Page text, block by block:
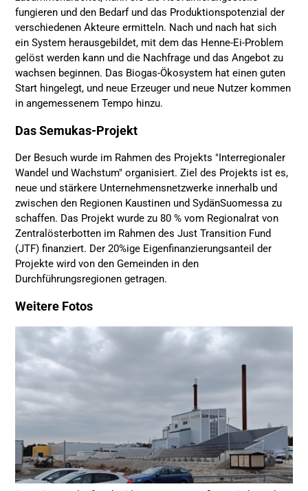
fungieren und den Bedarf und das Produktionspotenzial der
verschiedenen Akteure ermitteln. Nach und nach hat sich
ein System herausgebildet, mit dem das Henne-Ei-Problem
gelöst werden kann und die Nachfrage und das Angebot zu
wachsen beginnen. Das Biogas-Ökosystem hat einen guten
Start hingelegt, und neue Erzeuger und neue Nutzer kommen
in angemessenem Tempo hinzu.
Das Semukas-Projekt
Der Besuch wurde im Rahmen des Projekts "Interregionaler
Wandel und Wachstum" organisiert. Ziel des Projekts ist es,
neue und stärkere Unternehmensnetzwerke innerhalb und
zwischen den Regionen Kaustinen und SydänSuomessa zu
schaffen. Das Projekt wurde zu 80 % vom Regionalrat von
Zentralösterbotten im Rahmen des Just Transition Fund
(JTF) finanziert. Der 20%ige Eigenfinanzierungsanteil der
Projekte wird von den Gemeinden in den
Durchführungsregionen getragen.
Weitere Fotos